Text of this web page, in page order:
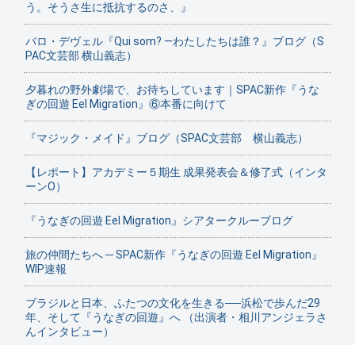
う。そうさ生に抵抗するのさ、』
バロ・デヴェル『Qui som? ―わたしたちは誰？』ブログ（S
PAC文芸部 横山義志）
夕暮れの野外劇場で、お待ちしています｜SPAC新作『うな
ぎの回遊 Eel Migration』⑥本番に向けて
『マジック・メイド』ブログ（SPAC文芸部 横山義志）
【レポート】アカデミー５期生 成果発表会＆修了式（インタ
ーンO）
『うなぎの回遊 Eel Migration』シアタークルーブログ
旅の仲間たちへ ─ SPAC新作『うなぎの回遊 Eel Migration』
WIP速報
ブラジルと日本、ふたつの文化を生きる──浜松で歩んだ29
年、そして『うなぎの回遊』へ （出演者・相川アンジェラさ
んインタビュー）